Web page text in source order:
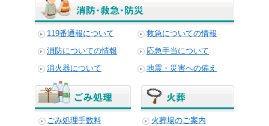
119番通報について
救急についての情報
消防についての情報
応急手当について
消火器について
地震・災害への備え
ごみ処理手数料
火葬場のご案内